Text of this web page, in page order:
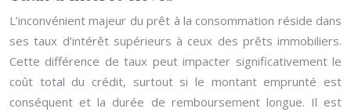
L’inconvénient majeur du prêt à la consommation réside dans
ses taux d’intérêt supérieurs à ceux des prêts immobiliers.
Cette différence de taux peut impacter significativement le
coût total du crédit, surtout si le montant emprunté est
conséquent et la durée de remboursement longue. Il est